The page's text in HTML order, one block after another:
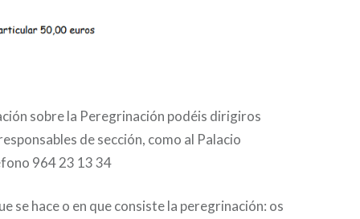
sobre la Peregrinación podéis dirigiros
de sección, como al Palacio
964 23 13 34
se hace o en que consiste la peregrinación: os